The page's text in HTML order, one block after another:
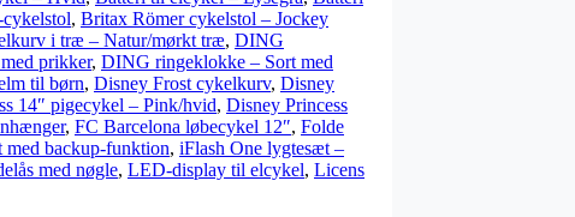
, Britax Römer cykelstol – Jockey
i træ – Natur/mørkt træ, DING
prikker, DING ringeklokke – Sort med
til børn, Disney Frost cykelkurv, Disney
14″ pigecykel – Pink/hvid, Disney Princess
, FC Barcelona løbecykel 12″, Folde
med backup-funktion, iFlash One lygtesæt –
med nøgle, LED-display til elcykel, Licens